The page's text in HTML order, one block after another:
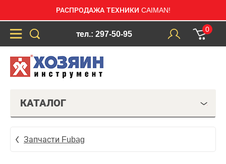
РАСПРОДАЖА ТЕХНИКИ CAIMAN!
тел.: 297-50-95
0
КАТАЛОГ
Запчасти Fubag